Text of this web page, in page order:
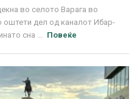
во селото Варага во
дел од каналот Ибар-
сна ...
Повеќе